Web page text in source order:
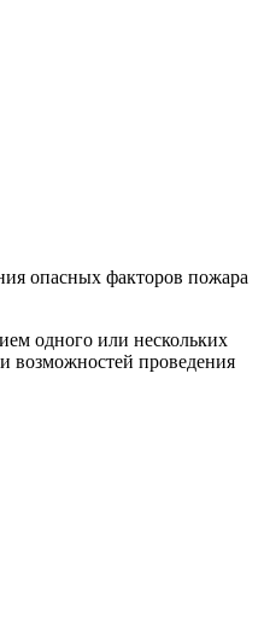
опасных факторов пожара
одного или нескольких
возможностей проведения